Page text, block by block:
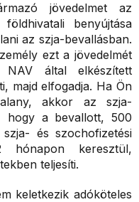
jövedelmet az
benyújtása
az szja-bevallásban.
ezt a jövedelmét
által elkészített
majd elfogadja. Ha Ön
akkor az szja-
hogy a bevallott, 500
és szochofizetési
hónapon keresztül,
teljesíti.
keletkezik adóköteles